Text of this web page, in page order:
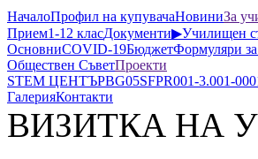
НачалоПрофил на купувачаНовиниЗа
Прием1-12 класДокументи▶Училищен
ОсновниCOVID-19БюджетФормуляри за
Обществен СъветПроекти
STEM ЦЕНТЪРBG05SFPR001-3.001-
ГалерияКонтакти
ВИЗИТКА НА